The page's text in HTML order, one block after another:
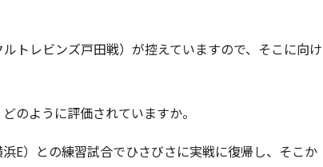
トレビンズ戸田戦）が控えていますので、そこに向け
ように評価されていますか。
E）との練習試合でひさびさに実戦に復帰し、そこか